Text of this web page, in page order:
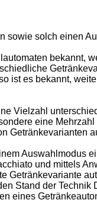
sowie solch einen
bekannt,
ist es bekannt,
Vielzahl
eine
Getränkevarianten
Auswahlmodus
und mittels
Getränkevariante
Stand der Technik
eines